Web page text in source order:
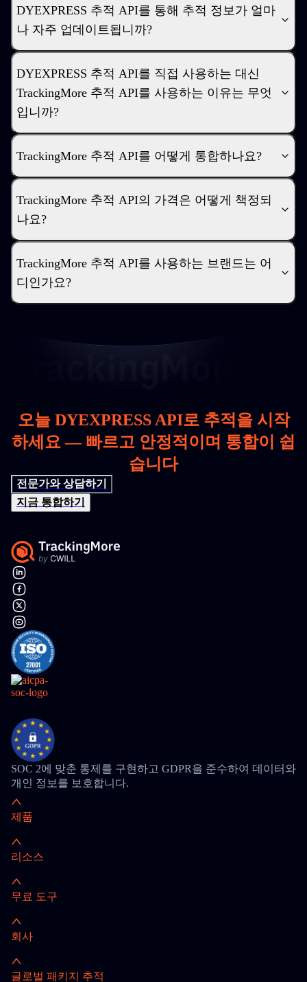
DYEXPRESS 추적 API를 통해 추적 정보가 얼마
나 자주 업데이트됩니까?
DYEXPRESS 추적 API를 직접 사용하는 대신
TrackingMore 추적 API를 사용하는 이유는 무엇
입니까?
TrackingMore 추적 API를 어떻게 통합하나요?
TrackingMore 추적 API의 가격은 어떻게 책정되
나요?
TrackingMore 추적 API를 사용하는 브랜드는 어
디인가요?
오늘 DYEXPRESS API로 추적을 시작
하세요 — 빠르고 안정적이며 통합이 쉽
습니다
전문가와 상담하기
지금 통합하기
SOC 2에 맞춘 통제를 구현하고 GDPR을 준수하여 데이터와
개인 정보를 보호합니다.
제품
리소스
무료 도구
회사
글로벌 패키지 추적